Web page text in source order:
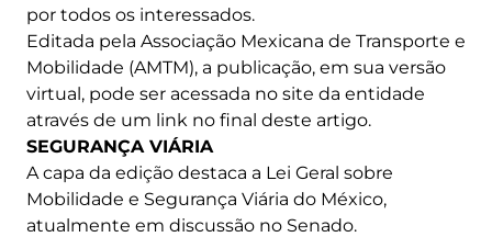
por todos os interessados.
Editada pela Associação Mexicana de Transporte e
Mobilidade (AMTM), a publicação, em sua versão
virtual, pode ser acessada no site da entidade
através de um link no final deste artigo.
SEGURANÇA VIÁRIA
A capa da edição destaca a Lei Geral sobre
Mobilidade e Segurança Viária do México,
atualmente em discussão no Senado.